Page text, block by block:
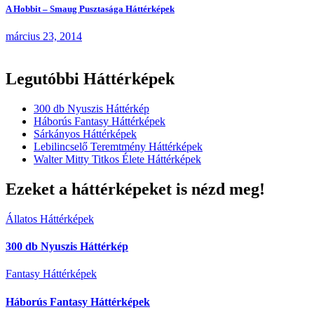
A Hobbit – Smaug Pusztasága Háttérképek
március 23, 2014
Legutóbbi Háttérképek
300 db Nyuszis Háttérkép
Háborús Fantasy Háttérképek
Sárkányos Háttérképek
Lebilincselő Teremtmény Háttérképek
Walter Mitty Titkos Élete Háttérképek
Ezeket a háttérképeket is nézd meg!
Állatos Háttérképek
300 db Nyuszis Háttérkép
Fantasy Háttérképek
Háborús Fantasy Háttérképek